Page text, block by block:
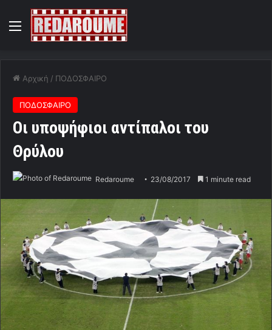
Menu
Αρχική / ΠΟΔΟΣΦΑΙΡΟ
ΠΟΔΟΣΦΑΙΡΟ
Οι υποψήφιοι αντίπαλοι του
Θρύλου
Redaroume 23/08/2017 1 minute read